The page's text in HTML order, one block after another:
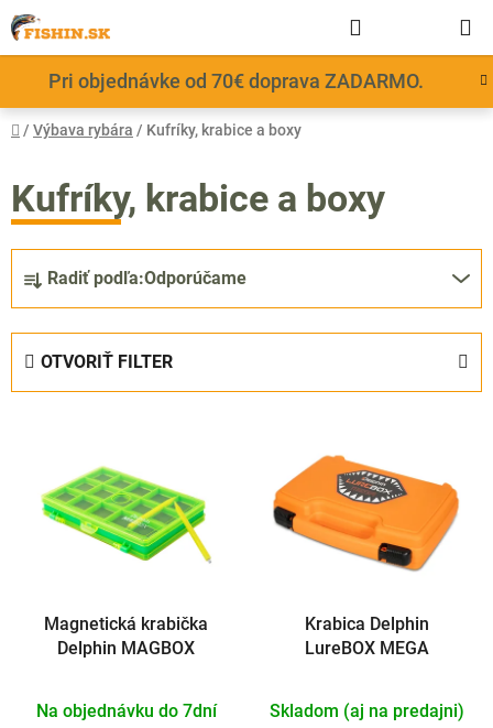
Prejsť
na
obsah
Pri objednávke od 70€ doprava ZADARMO.
KOŠÍK
Domov
/ Výbava rybára / Kufríky, krabice a boxy
Kufríky, krabice a boxy
Radiť podľa:Odporúčame
OTVORIŤ FILTER
Magnetická krabička
Delphin MAGBOX
Na objednávku do 7dní
Krabica Delphin
LureBOX MEGA
Skladom (aj na predajni)